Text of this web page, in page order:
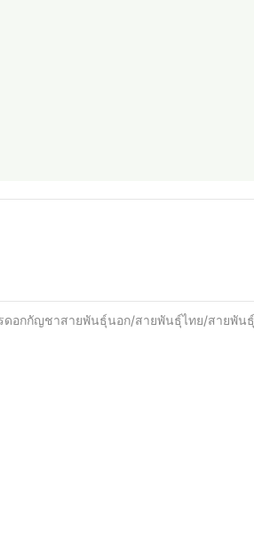
ดอกกัญชาสายพันธุ์นอก/สายพันธุ์ไทย/สายพัน